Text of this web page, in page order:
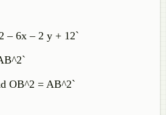
– 6x – 2 y + 12`
OB^2 = AB^2`